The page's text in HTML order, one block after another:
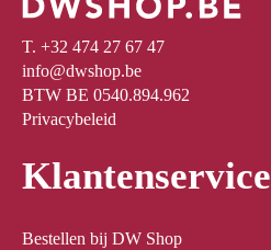
T. +32 474 27 67 47
info@dwshop.be
BTW BE 0540.894.962
Privacybeleid
Klantenservice
Bestellen bij DW Shop